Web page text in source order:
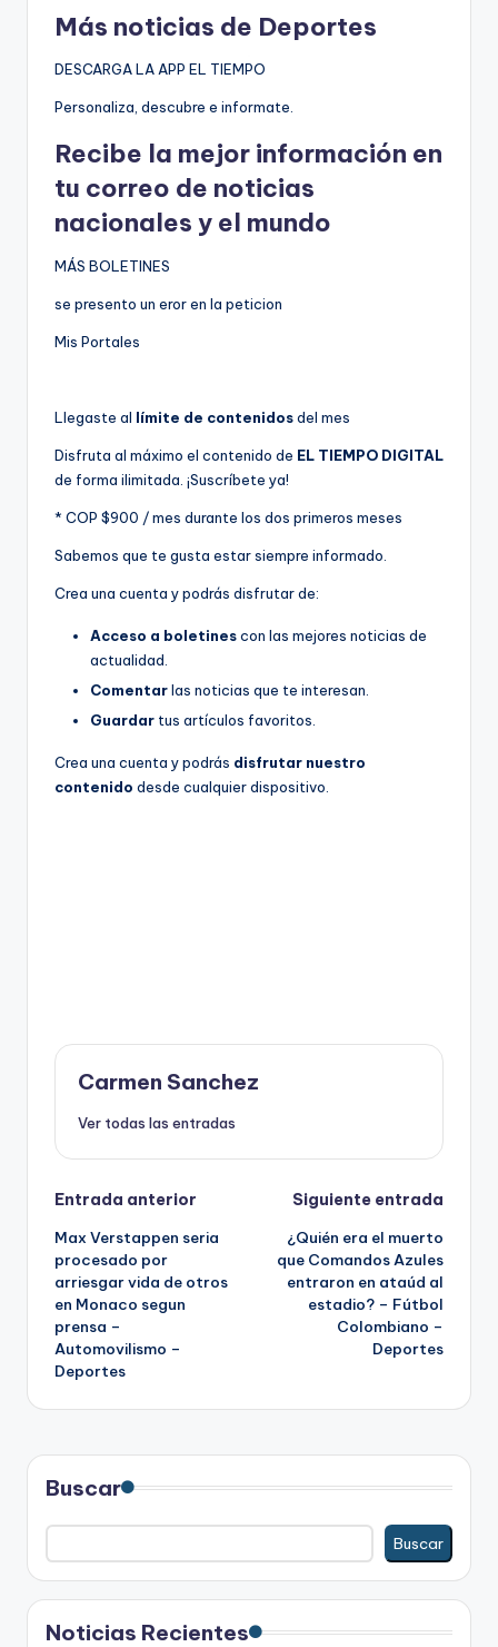
Más noticias de Deportes
DESCARGA LA APP EL TIEMPO
Personaliza, descubre e informate.
Recibe la mejor información en
tu correo de noticias
nacionales y el mundo
MÁS BOLETINES
se presento un eror en la peticion
Mis Portales
Llegaste al límite de contenidosdel mes
Disfruta al máximo el contenido de EL TIEMPO DIGITAL
de forma ilimitada. ¡Suscríbete ya!
* COP $900 / mes durante los dos primeros meses
Sabemos que te gusta estar siempre informado.
Crea una cuenta y podrás disfrutar de:
Acceso a boletinescon las mejores noticias de
actualidad.
Comentarlas noticias que te interesan.
Guardar tus artículos favoritos.
Crea una cuenta y podrás disfrutar nuestro
contenido desde cualquier dispositivo.
Carmen Sanchez
Ver todas las entradas
Navegación
de
entradas
Entrada anterior
Max Verstappen seria
procesado por
arriesgar vida de otros
en Monaco segun
prensa –
Automovilismo –
Deportes
Siguiente entrada
¿Quién era el muerto
que Comandos Azules
entraron en ataúd al
estadio? – Fútbol
Colombiano –
Deportes
Buscar
Buscar
Noticias Recientes